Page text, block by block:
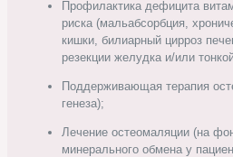
Профилактика дефицита
риска (мальабсорбция,
кишки, билиарный цирроз
резекции желудка и/или
Поддерживающая терапия
генеза);
Лечение остеомаляции (на
минерального обмена у